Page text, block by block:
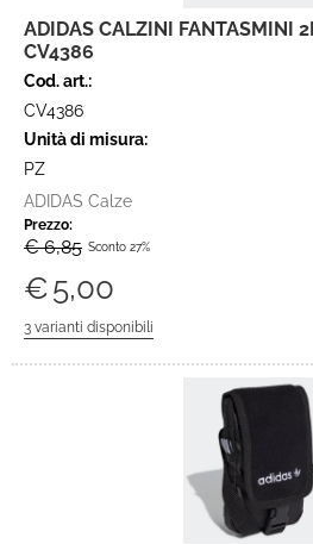
ADIDAS CALZINI FANTASMINI
CV4386
Cod. art.:
CV4386
Unità di misura:
PZ
ADIDAS Calze
Prezzo:
€ 6,85 Sconto 27%
€5,00